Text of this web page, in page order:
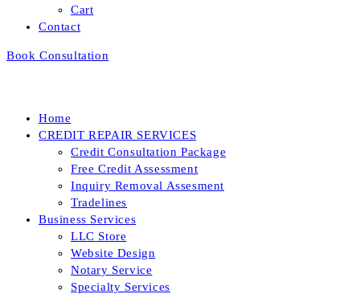
Cart
Contact
Book Consultation
Home
CREDIT REPAIR SERVICES
Credit Consultation Package
Free Credit Assessment
Inquiry Removal Assesment
Tradelines
Business Services
LLC Store
Website Design
Notary Service
Specialty Services